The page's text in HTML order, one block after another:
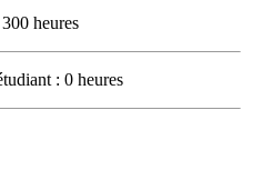
heures
: 0 heures